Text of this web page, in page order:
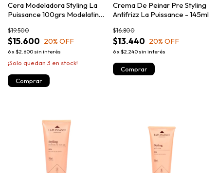
Cera Modeladora Styling La
Puissance 100grs Modelating
$15.600
$19.500
20% OFF
6x $2.600 sin interés
¡Solo quedan 3 en stock!
Crema De Peinar Pre Styling
Antifrizz La Puissance - 145ml
$13.440
$16.800
20% OFF
6x $2.240 sin interés